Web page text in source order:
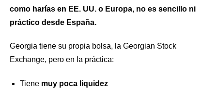
como harías en EE. UU. o Europa, no es sencillo ni
práctico desde España.
Georgia tiene su propia bolsa, la Georgian Stock
Exchange, pero en la práctica:
Tiene muy poca liquidez